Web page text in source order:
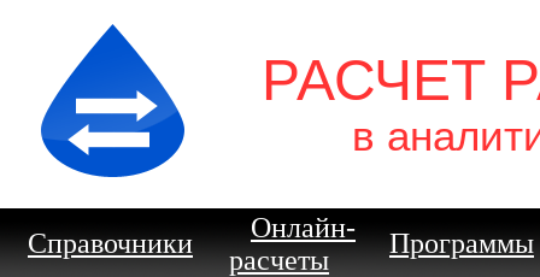
РАСЧЕТ
в
Справочники
Онлайн-
расчеты
Программы